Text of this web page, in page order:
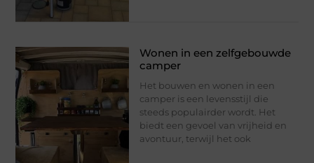
Wonen in een zelfgebouwde
camper
Het bouwen en wonen in een
camper is een levensstijl die
steeds populairder wordt. Het
biedt een gevoel van vrijheid en
avontuur, terwijl het ook